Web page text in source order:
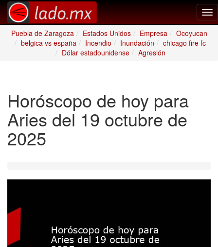
Puebla de Zaragoza
Estados Unidos Empresa
Ocoyucan
belgica vs españa
Incendio Inundación
chicago fire fc
Dólar estadounidense
Agresión
Horóscopo de hoy para
Aries del 19 octubre de
2025